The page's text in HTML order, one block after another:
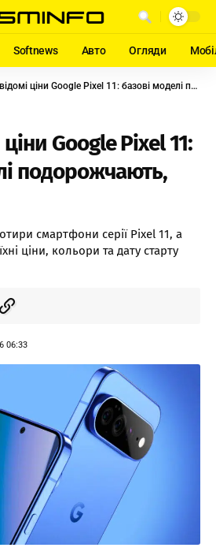
Softnews Авто Огляди
ціни Google Pixel 11: базові моделі подорожчають, але є нюанс
Google Pixel 11:
подорожчають,
смартфони серії Pixel 11, а
ціни, кольори та дату старту
06:33